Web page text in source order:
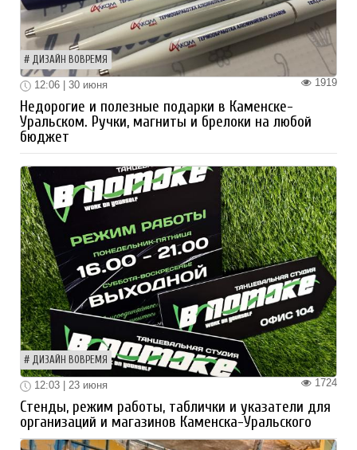
ДИЗАЙН ВОВРЕМЯ
1919
12:06 | 30 июня
Недорогие и полезные подарки в Каменске-
Уральском. Ручки, магниты и брелоки на любой
бюджет
ДИЗАЙН ВОВРЕМЯ
1724
12:03 | 23 июня
Стенды, режим работы, таблички и указатели для
организаций и магазинов Каменска-Уральского